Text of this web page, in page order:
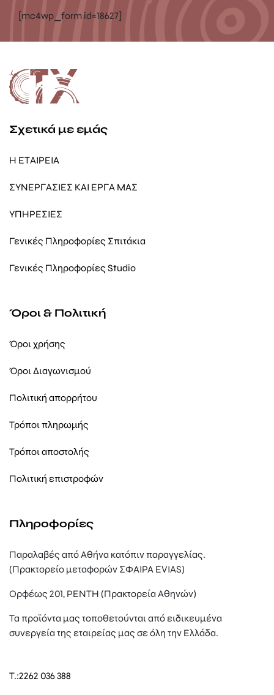
[mc4wp_form id=18627]
Σχετικά με εμάς
Η ΕΤΑΙΡΕΙΑ
ΣΥΝΕΡΓΑΣΙΕΣ ΚΑΙ ΕΡΓΑ ΜΑΣ
ΥΠΗΡΕΣΙΕΣ
Γενικές Πληροφορίες Σπιτάκια
Γενικές Πληροφορίες Studio
Όροι & Πολιτική
Όροι χρήσης
Όροι Διαγωνισμού
Πολιτική απορρήτου
Τρόποι πληρωμής
Τρόποι αποστολής
Πολιτική επιστροφών
Πληροφορίες
Παραλαβές από Αθήνα κατόπιν παραγγελίας.
(Πρακτορείο μεταφορών ΣΦΑΙΡΑ EVIAS)
Ορφέως 201, ΡΕΝΤΗ (Πρακτορεία Αθηνών)
Τα προϊόντα μας τοποθετούνται από ειδικευμένα
συνεργεία της εταιρείας μας σε όλη την Ελλάδα.
T.:2262 036 388